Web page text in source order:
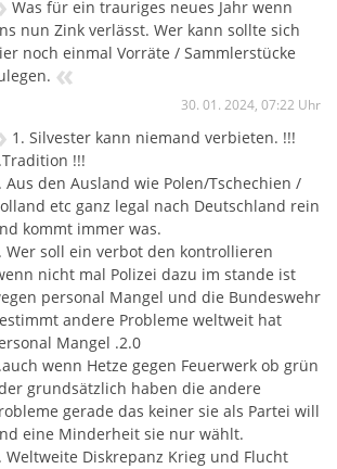
Was für ein trauriges neues Jahr wenn
nun Zink verlässt. Wer kann sollte sich
noch einmal Vorräte / Sammlerstücke
«
30. 01. 2024, 07:22 Uhr
1. Silvester kann niemand verbieten. !!!
!!!
Aus den Ausland wie Polen/Tschechien /
etc ganz legal nach Deutschland rein
kommt immer was.
Wer soll ein verbot den kontrollieren
nicht mal Polizei dazu im stande ist
personal Mangel und die Bundeswehr
andere Probleme weltweit hat
Mangel .2.0
wenn Hetze gegen Feuerwerk ob grün
grundsätzlich haben die andere
gerade das keiner sie als Partei will
eine Minderheit sie nur wählt.
Weltweite Diskrepanz Krieg und Flucht